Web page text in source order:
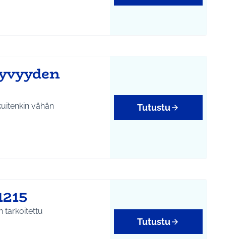
vähän
Tutustu
tarkoitettu
Tutustu